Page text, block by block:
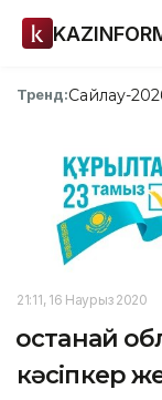
Тренд:Сайлау-
21:11, 16 Наурыз 2020
Қостанай
кәсіпкер